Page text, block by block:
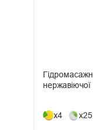
нержавіючої
x4 x25